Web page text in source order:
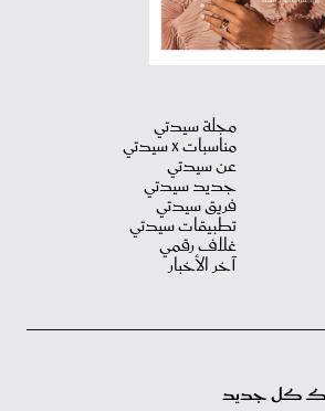
مجلة سيدتي
مناسبات X سيدتي
عن سيدتي
جديد سيدتي
فريق سيدتي
تطبيقات سيدتي
غلاف رقمي
آخر الأخبار
كل جديد